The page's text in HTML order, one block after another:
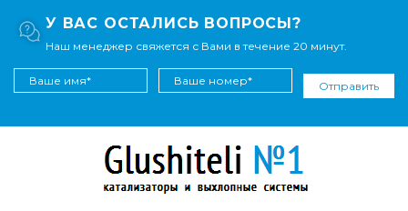
У ВАС ОСТАЛИСЬ ВОПРОСЫ?
Наш менеджер свяжется с Вами в течение 20 минут.
Отправить